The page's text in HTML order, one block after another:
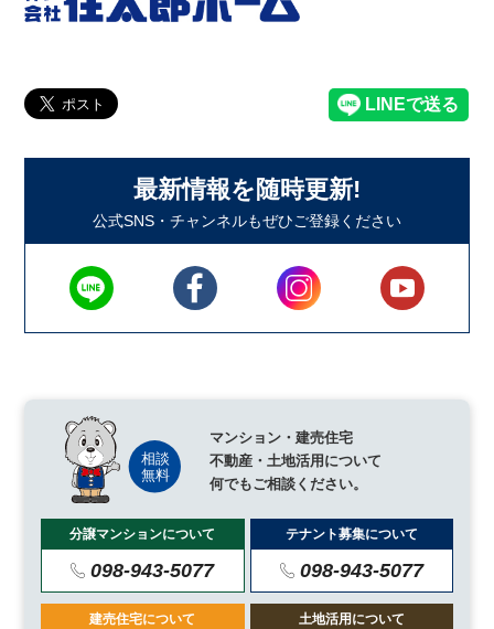
最新情報を随時更新!
公式SNS・チャンネルもぜひご登録ください
マンション・建売住宅
不動産・土地活用について
何でもご相談ください。
分譲マンションについて
098-943-5077
テナント募集について
098-943-5077
建売住宅について 土地活用について